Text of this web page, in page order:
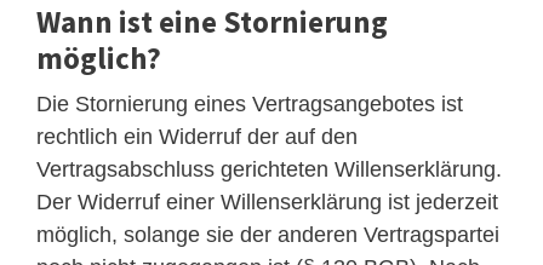
Wann ist eine Stornierung
möglich?
Die Stornierung eines Vertragsangebotes ist
rechtlich ein Widerruf der auf den
Vertragsabschluss gerichteten Willenserklärung.
Der Widerruf einer Willenserklärung ist jederzeit
möglich, solange sie der anderen Vertragspartei